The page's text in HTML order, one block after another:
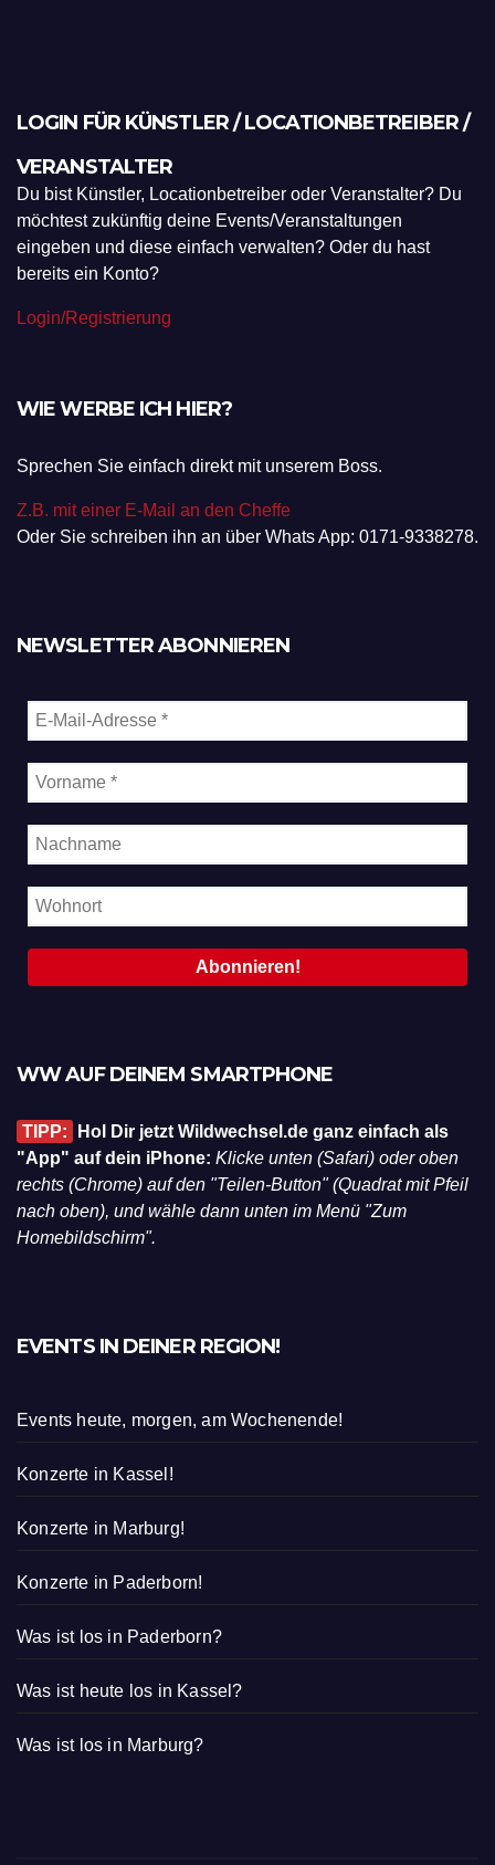
LOGIN FÜR KÜNSTLER / LOCATIONBETREIBER /
VERANSTALTER
Du bist Künstler, Locationbetreiber oder Veranstalter? Du
möchtest zukünftig deine Events/Veranstaltungen
eingeben und diese einfach verwalten? Oder du hast
bereits ein Konto?
Login/Registrierung
WIE WERBE ICH HIER?
Sprechen Sie einfach direkt mit unserem Boss.
Z.B. mit einer E-Mail an den Cheffe
Oder Sie schreiben ihn an über Whats App: 0171-9338278.
NEWSLETTER ABONNIEREN
WW AUF DEINEM SMARTPHONE
TIPP:
Hol Dir jetzt Wildwechsel.de ganz einfach als
"App" auf dein iPhone: Klicke unten (Safari) oder oben
rechts (Chrome) auf den "Teilen-Button" (Quadrat mit Pfeil
nach oben), und wähle dann unten im Menü "Zum
Homebildschirm".
EVENTS IN DEINER REGION!
Events heute, morgen, am Wochenende!
Konzerte in Kassel!
Konzerte in Marburg!
Konzerte in Paderborn!
Was ist los in Paderborn?
Was ist heute los in Kassel?
Was ist los in Marburg?